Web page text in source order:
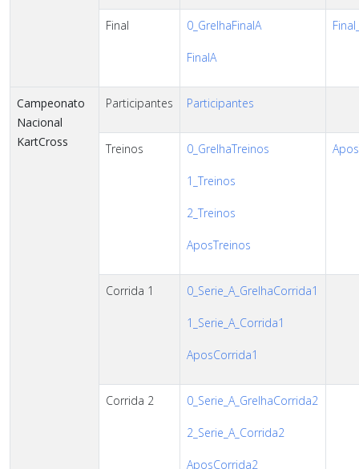
Final 0_GrelhaFinalA
FinalA
Campeonato
Nacional
KartCross
Participantes Participantes
Treinos 0_GrelhaTreinos
1_Treinos
2_Treinos
AposTreinos
Corrida 1 0_Serie_A_GrelhaCorrida1
1_Serie_A_Corrida1
AposCorrida1
Corrida 2 0_Serie_A_GrelhaCorrida2
2_Serie_A_Corrida2
AposCorrida2